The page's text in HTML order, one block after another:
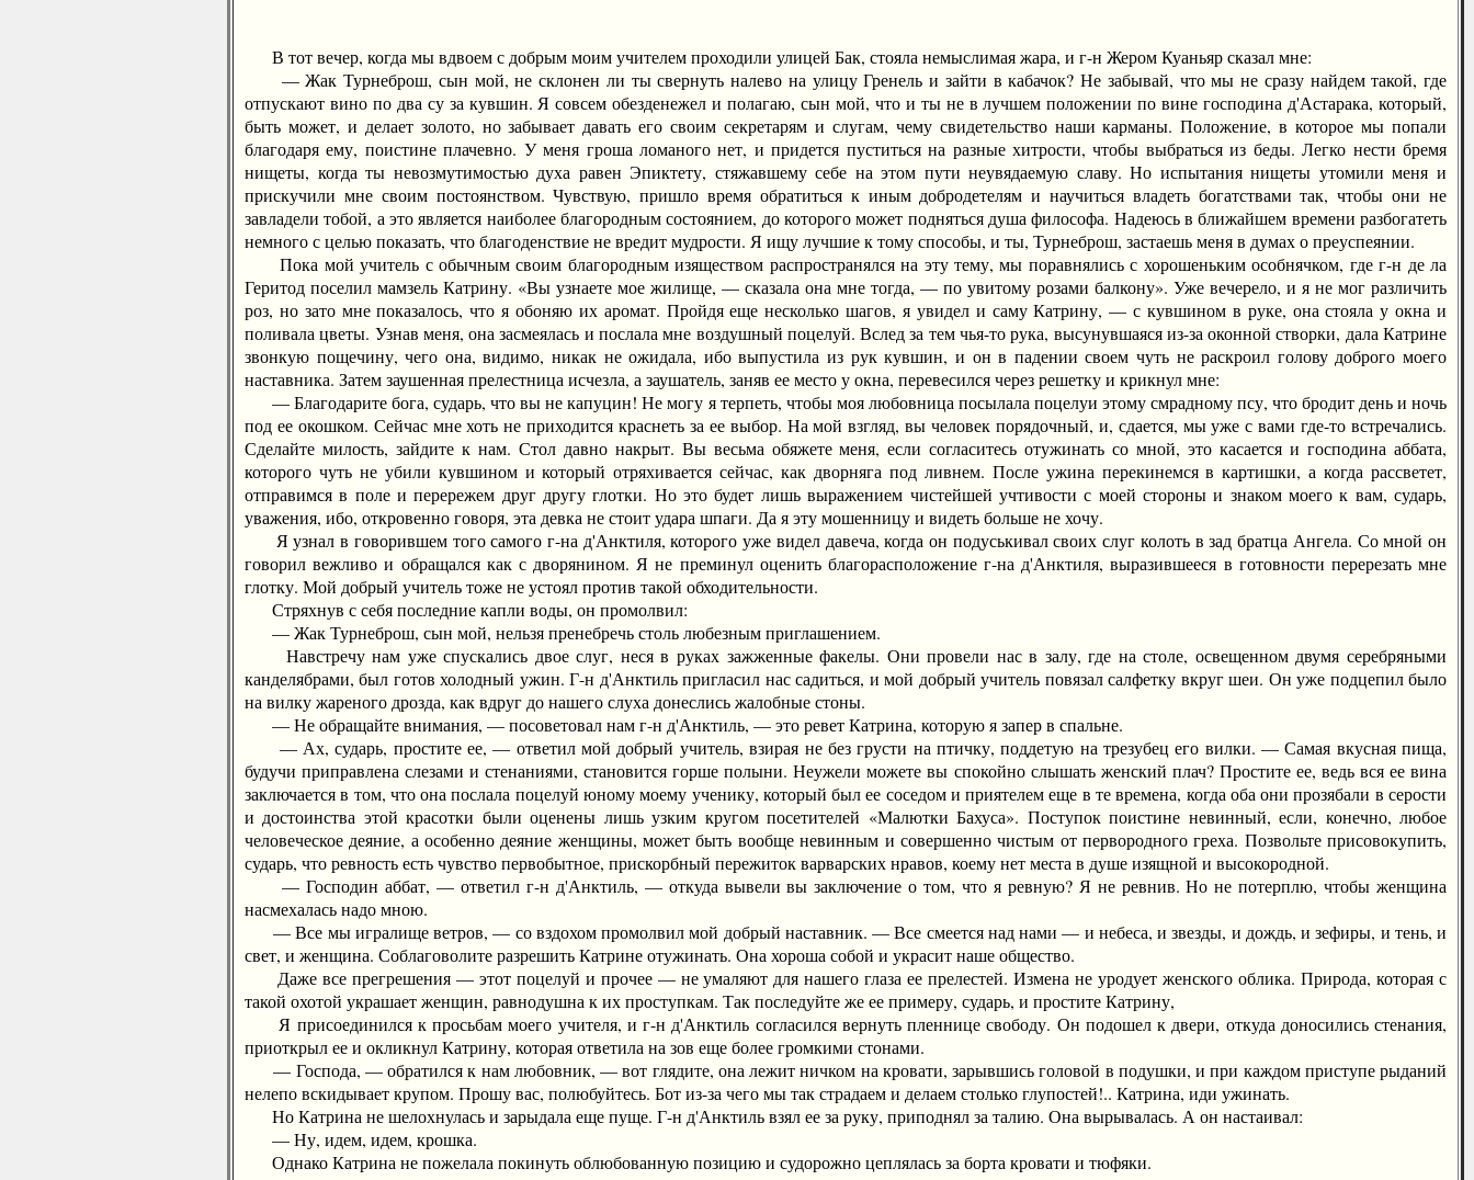
В тот вечер, когда мы вдвоем с добрым моим учителем проходили улицей Бак, стояла немыслимая жара, и г-н Жером Куаньяр сказал мне:
— Жак Турнеброш, сын мой, не склонен ли ты свернуть налево на улицу Гренель и зайти в кабачок? Не забывай, что мы не сразу найдем такой, где
отпускают вино по два су за кувшин. Я совсем обезденежел и полагаю, сын мой, что и ты не в лучшем положении по вине господина д'Астарака, который,
быть может, и делает золото, но забывает давать его своим секретарям и слугам, чему свидетельство наши карманы. Положение, в которое мы попали
благодаря ему, поистине плачевно. У меня гроша ломаного нет, и придется пуститься на разные хитрости, чтобы выбраться из беды. Легко нести бремя
нищеты, когда ты невозмутимостью духа равен Эпиктету, стяжавшему себе на этом пути неувядаемую славу. Но испытания нищеты утомили меня и
прискучили мне своим постоянством. Чувствую, пришло время обратиться к иным добродетелям и научиться владеть богатствами так, чтобы они не
завладели тобой, а это является наиболее благородным состоянием, до которого может подняться душа философа. Надеюсь в ближайшем времени разбогатеть
немного с целью показать, что благоденствие не вредит мудрости. Я ищу лучшие к тому способы, и ты, Турнеброш, застаешь меня в думах о преуспеянии.
Пока мой учитель с обычным своим благородным изяществом распространялся на эту тему, мы поравнялись с хорошеньким особнячком, где г-н де ла
Геритод поселил мамзель Катрину. «Вы узнаете мое жилище, — сказала она мне тогда, — по увитому розами балкону». Уже вечерело, и я не мог различить
роз, но зато мне показалось, что я обоняю их аромат. Пройдя еще несколько шагов, я увидел и саму Катрину, — с кувшином в руке, она стояла у окна и
поливала цветы. Узнав меня, она засмеялась и послала мне воздушный поцелуй. Вслед за тем чья-то рука, высунувшаяся из-за оконной створки, дала Катрине
звонкую пощечину, чего она, видимо, никак не ожидала, ибо выпустила из рук кувшин, и он в падении своем чуть не раскроил голову доброго моего
наставника. Затем заушенная прелестница исчезла, а заушатель, заняв ее место у окна, перевесился через решетку и крикнул мне:
— Благодарите бога, сударь, что вы не капуцин! Не могу я терпеть, чтобы моя любовница посылала поцелуи этому смрадному псу, что бродит день и ночь
под ее окошком. Сейчас мне хоть не приходится краснеть за ее выбор. На мой взгляд, вы человек порядочный, и, сдается, мы уже с вами где-то встречались.
Сделайте милость, зайдите к нам. Стол давно накрыт. Вы весьма обяжете меня, если согласитесь отужинать со мной, это касается и господина аббата,
которого чуть не убили кувшином и который отряхивается сейчас, как дворняга под ливнем. После ужина перекинемся в картишки, а когда рассветет,
отправимся в поле и перережем друг другу глотки. Но это будет лишь выражением чистейшей учтивости с моей стороны и знаком моего к вам, сударь,
уважения, ибо, откровенно говоря, эта девка не стоит удара шпаги. Да я эту мошенницу и видеть больше не хочу.
Я узнал в говорившем того самого г-на д'Анктиля, которого уже видел давеча, когда он подуськивал своих слуг колоть в зад братца Ангела. Со мной он
говорил вежливо и обращался как с дворянином. Я не преминул оценить благорасположение г-на д'Анктиля, выразившееся в готовности перерезать мне
глотку. Мой добрый учитель тоже не устоял против такой обходительности.
Стряхнув с себя последние капли воды, он промолвил:
— Жак Турнеброш, сын мой, нельзя пренебречь столь любезным приглашением.
Навстречу нам уже спускались двое слуг, неся в руках зажженные факелы. Они провели нас в залу, где на столе, освещенном двумя серебряными
канделябрами, был готов холодный ужин. Г-н д'Анктиль пригласил нас садиться, и мой добрый учитель повязал салфетку вкруг шеи. Он уже подцепил было
на вилку жареного дрозда, как вдруг до нашего слуха донеслись жалобные стоны.
— Не обращайте внимания, — посоветовал нам г-н д'Анктиль, — это ревет Катрина, которую я запер в спальне.
— Ах, сударь, простите ее, — ответил мой добрый учитель, взирая не без грусти на птичку, поддетую на трезубец его вилки. — Самая вкусная пища,
будучи приправлена слезами и стенаниями, становится горше полыни. Неужели можете вы спокойно слышать женский плач? Простите ее, ведь вся ее вина
заключается в том, что она послала поцелуй юному моему ученику, который был ее соседом и приятелем еще в те времена, когда оба они прозябали в серости
и достоинства этой красотки были оценены лишь узким кругом посетителей «Малютки Бахуса». Поступок поистине невинный, если, конечно, любое
человеческое деяние, а особенно деяние женщины, может быть вообще невинным и совершенно чистым от первородного греха. Позвольте присовокупить,
сударь, что ревность есть чувство первобытное, прискорбный пережиток варварских нравов, коему нет места в душе изящной и высокородной.
— Господин аббат, — ответил г-н д'Анктиль, — откуда вывели вы заключение о том, что я ревную? Я не ревнив. Но не потерплю, чтобы женщина
насмехалась надо мною.
— Все мы игралище ветров, — со вздохом промолвил мой добрый наставник. — Все смеется над нами — и небеса, и звезды, и дождь, и зефиры, и тень, и
свет, и женщина. Соблаговолите разрешить Катрине отужинать. Она хороша собой и украсит наше общество.
Даже все прегрешения — этот поцелуй и прочее — не умаляют для нашего глаза ее прелестей. Измена не уродует женского облика. Природа, которая с
такой охотой украшает женщин, равнодушна к их проступкам. Так последуйте же ее примеру, сударь, и простите Катрину,
Я присоединился к просьбам моего учителя, и г-н д'Анктиль согласился вернуть пленнице свободу. Он подошел к двери, откуда доносились стенания,
приоткрыл ее и окликнул Катрину, которая ответила на зов еще более громкими стонами.
— Господа, — обратился к нам любовник, — вот глядите, она лежит ничком на кровати, зарывшись головой в подушки, и при каждом приступе рыданий
нелепо вскидывает крупом. Прошу вас, полюбуйтесь. Бот из-за чего мы так страдаем и делаем столько глупостей!.. Катрина, иди ужинать.
Но Катрина не шелохнулась и зарыдала еще пуще. Г-н д'Анктиль взял ее за руку, приподнял за талию. Она вырывалась. А он настаивал:
— Ну, идем, идем, крошка.
Однако Катрина не пожелала покинуть облюбованную позицию и судорожно цеплялась за борта кровати и тюфяки.